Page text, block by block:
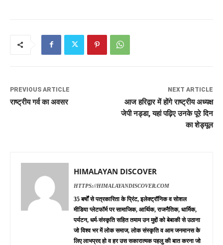
PREVIOUS ARTICLE
राष्ट्रीय गर्व का अवसर
NEXT ARTICLE
आज हरिद्वार में होंगे राष्ट्रीय अध्यक्ष
जेपी नड्डा, यहां पढ़िए उनके पूरे दिन
का शेड्यूल
HIMALAYAN DISCOVER
HTTPS://HIMALAYANDISCOVER.COM
35 बर्षों से पत्रकारिता के प्रिंट, इलेक्ट्रॉनिक व सोशल
मीडिया प्लेटफॉर्म पर सामाजिक, आर्थिक, राजनैतिक, धार्मिक,
पर्यटन, धर्म-संस्कृति सहित तमाम उन मुद्दों को बेबाकी से उठाना
जो विश्व भर में लोक समाज, लोक संस्कृति व आम जनमानस के
लिए लाभप्रद हो व हर उस सकारात्मक पहलु की बात करना जो